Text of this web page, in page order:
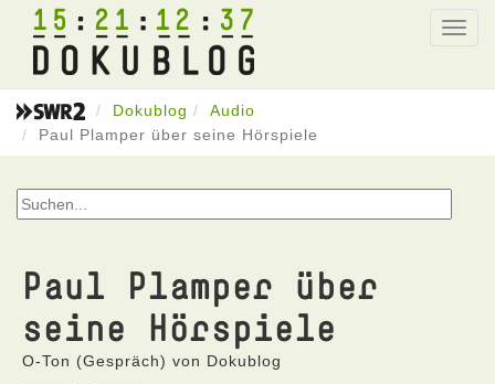
15 21 12 37
Dokublog
Audio
Paul Plamper über seine Hörspiele
Paul Plamper über
seine Hörspiele
O-Ton (Gespräch) von Dokublog